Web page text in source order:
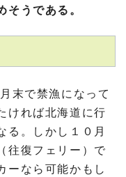
うである。
末で禁漁になって
ければ北海道に行
る。しかし１０月
往復フェリー）で
ーなら可能かもし